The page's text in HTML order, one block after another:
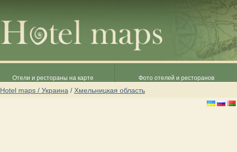
Отели и рестораны на карте Фото отелей и ресторанов
Hotel maps / Украина / Хмельницкая область